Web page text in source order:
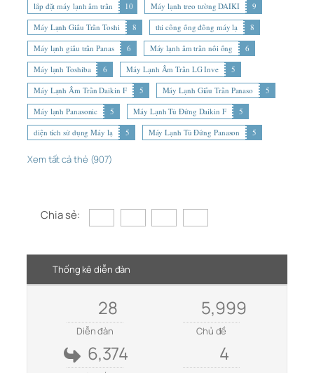
lắp đặt máy lạnh âm trần
10 Máy lạnh treo tường DAIKI
9
Máy Lạnh Giấu Trần Toshi
8 thi công ống đồng máy lạ
8
Máy lạnh giấu trần Panas
6 Máy lạnh âm trần nối ống
6
Máy lạnh Toshiba
6 Máy Lạnh Âm Trần LG Inve
5
Máy Lạnh Âm Trần Daikin F
5 Máy Lạnh Giấu Trần Panaso
5
Máy lạnh Panasonic
5 Máy Lạnh Tủ Đứng Daikin F
5
diện tích sử dụng Máy lạ
5 Máy Lạnh Tủ Đứng Panason 5
Xem tất cả thẻ (907)
Chia sẻ:
Thống kê diễn đàn
28
Diễn đàn
5,999
Chủ đề
6,374 4